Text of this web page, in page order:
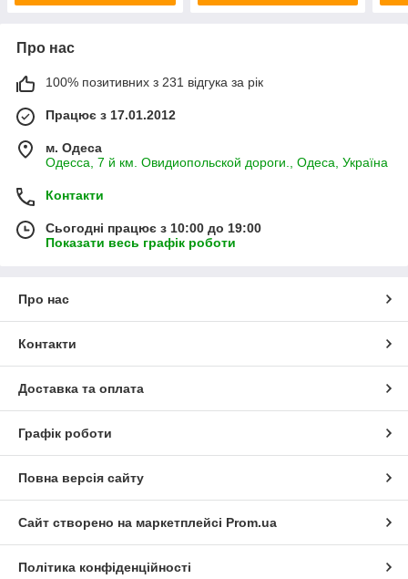
Про нас
100% позитивних з 231 відгука за рік
Працює з 17.01.2012
м. Одеса
Одесса, 7 й км. Овидиопольской дороги., Одеса, Україна
Контакти
Сьогодні працює з 10:00 до 19:00
Показати весь графік роботи
Про нас
Контакти
Доставка та оплата
Графік роботи
Повна версія сайту
Сайт створено на маркетплейсі Prom.ua
Політика конфіденційності